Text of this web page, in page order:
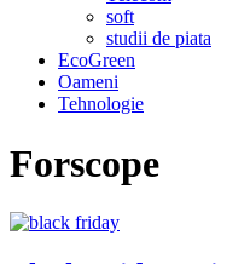
soft
studii de piata
EcoGreen
Oameni
Tehnologie
Forscope